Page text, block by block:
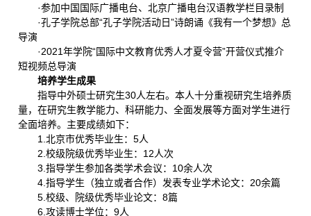
·参加中国国际广播电台、北京广播电台汉语教学栏目录制
·孔子学院总部“孔子学院活动日”诗朗诵《我有一个梦想》总
导演
·2021年学院“国际中文教育优秀人才夏令营”开营仪式推介
短视频总导演
培养学生成果
指导中外硕士研究生30人左右。本人十分重视研究生培养质
量，在研究生教学能力、科研能力、全面发展等方面对学生进行
全面培养。主要成绩如下：
1.北京市优秀毕业生：5人
2.校级院级优秀毕业生：12人次
3.指导学生参加各类学术会议：10余人次
4.指导学生（独立或者合作）发表专业学术论文：20余篇
5.校级、院级优秀毕业论文：8篇
6.攻读博士学位：9人